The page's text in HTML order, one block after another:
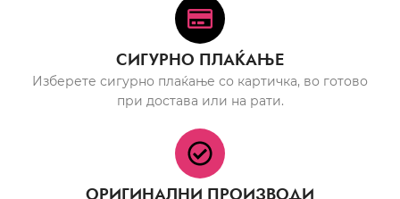
СИГУРНО ПЛАЌАЊЕ
Изберете сигурно плаќање со картичка, во готово
при достава или на рати.